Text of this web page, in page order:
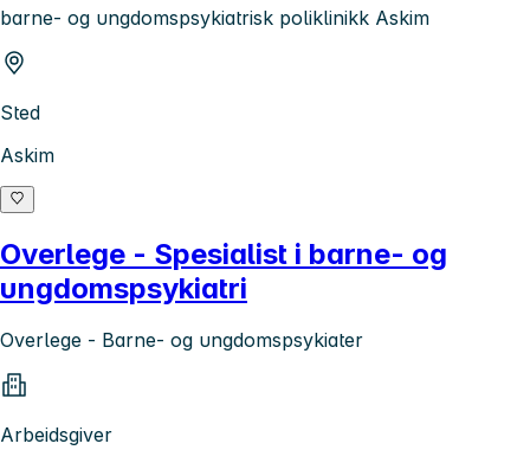
barne- og ungdomspsykiatrisk poliklinikk Askim
Sted
Askim
Overlege - Spesialist i barne- og
ungdomspsykiatri
Overlege - Barne- og ungdomspsykiater
Arbeidsgiver